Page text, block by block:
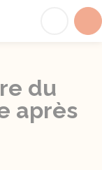
du
après